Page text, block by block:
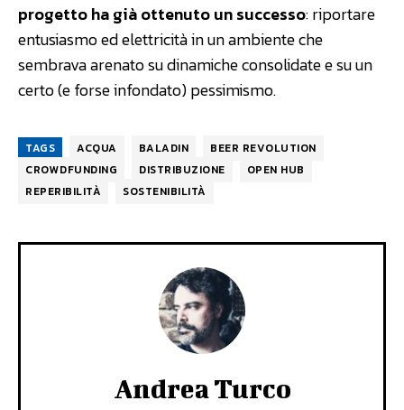
progetto ha già ottenuto un successo: riportare
entusiasmo ed elettricità in un ambiente che
sembrava arenato su dinamiche consolidate e su un
certo (e forse infondato) pessimismo.
TAGS ACQUA BALADIN
BEER REVOLUTION
CROWDFUNDING
DISTRIBUZIONE
OPEN HUB
REPERIBILITÀ
SOSTENIBILITÀ
Andrea Turco